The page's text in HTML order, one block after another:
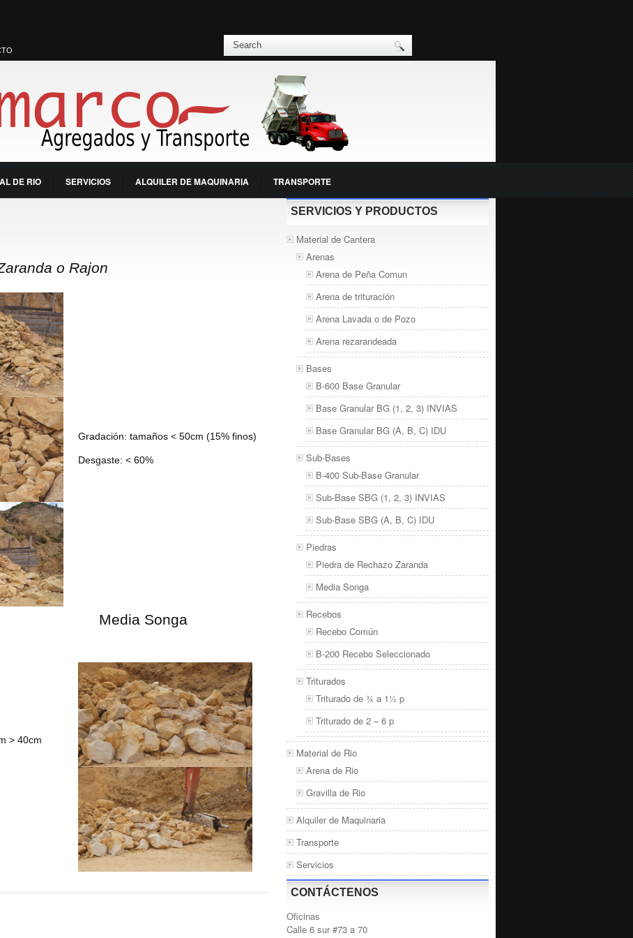
DE RIO SERVICIOS ALQUILER DE MAQUINARIA TRANSPORTE
o Rajon
Gradación: tamaños < 50cm (15% finos)
Desgaste: < 60%
> 40cm
Media Songa
SERVICIOS Y PRODUCTOS
Material de Cantera
Arenas
Arena de Peña Comun
Arena de trituración
Arena Lavada o de Pozo
Arena rezarandeada
Bases
B-600 Base Granular
Base Granular BG (1, 2, 3) INVIAS
Base Granular BG (A, B, C) IDU
Sub-Bases
B-400 Sub-Base Granular
Sub-Base SBG (1, 2, 3) INVIAS
Sub-Base SBG (A, B, C) IDU
Piedras
Piedra de Rechazo Zaranda
Media Songa
Recebos
Recebo Común
B-200 Recebo Seleccionado
Triturados
Triturado de ¾ a 1½ p
Triturado de 2 – 6 p
Material de Rio
Arena de Rio
Gravilla de Rio
Alquiler de Maquinaria
Transporte
Servicios
CONTÁCTENOS
Oficinas
Calle 6 sur #73 a 70